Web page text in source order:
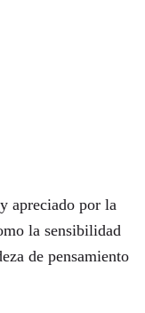
apreciado por la
la sensibilidad
de pensamiento